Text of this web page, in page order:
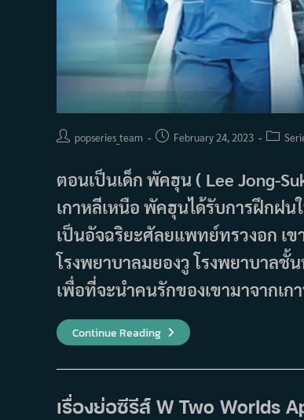
Postpopseries_team
PostFebruary 24, 2023
Post
ตอนเป็นเด็ก พัคฮุน ( Lee Jong-
เกาหลีเหนือ พัคฮุนได้รับการฝึกฝ
เป็นอัจฉริยะศัลยแพทย์ทรวงอก เ
โรงพยาบาลมยองวู โรงพยาบาลชั้
เพื่อที่จะนำคนรักของเขามาจากเก
Continue Readingเรื่อง
ย่อ
Doctor
(2014)
เรื่องย่อซีรีส์ W Two Worlds